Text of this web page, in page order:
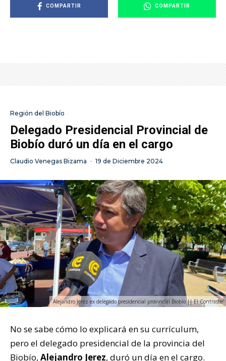
COMPARTIR COMPARTIR
Región del Biobío
Delegado Presidencial Provincial de
Biobío duró un día en el cargo
Claudio Venegas Bizama · 19 de Diciembre 2024
Alejandro Jerez ex delegado presidencial provincial Biobío || El Contraste
No se sabe cómo lo explicará en su currículum,
pero el delegado presidencial de la provincia del
Biobío, Alejandro Jerez, duró un día en el cargo.